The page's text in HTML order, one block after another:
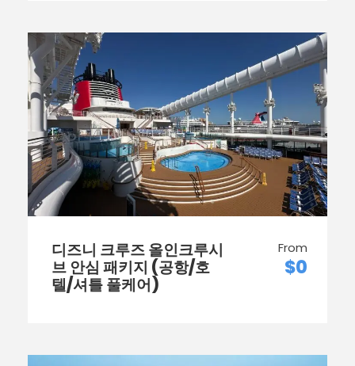
디즈니 크루즈 올인크루시
브 안심 패키지 (공항/호
텔/셔틀 풀케어)
From
$0